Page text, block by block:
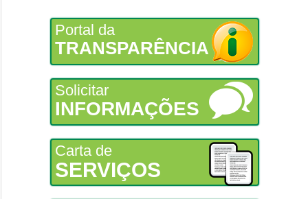
Portal da
TRANSPARÊNCIA
Solicitar
INFORMAÇÕES
Carta de
SERVIÇOS